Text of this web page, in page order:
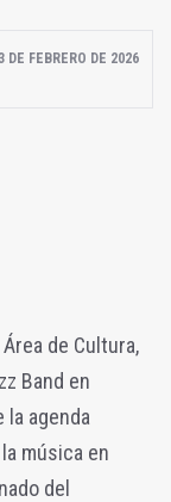
DE FEBRERO DE 2026
de Cultura,
Band en
la agenda
música en
del